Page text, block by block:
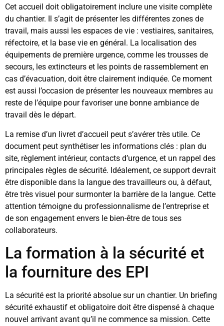
Cet accueil doit obligatoirement inclure une visite complète
du chantier. Il s’agit de présenter les différentes zones de
travail, mais aussi les espaces de vie : vestiaires, sanitaires,
réfectoire, et la base vie en général. La localisation des
équipements de première urgence, comme les trousses de
secours, les extincteurs et les points de rassemblement en
cas d’évacuation, doit être clairement indiquée. Ce moment
est aussi l’occasion de présenter les nouveaux membres au
reste de l’équipe pour favoriser une bonne ambiance de
travail dès le départ.
La remise d’un livret d’accueil peut s’avérer très utile. Ce
document peut synthétiser les informations clés : plan du
site, règlement intérieur, contacts d’urgence, et un rappel des
principales règles de sécurité. Idéalement, ce support devrait
être disponible dans la langue des travailleurs ou, à défaut,
être très visuel pour surmonter la barrière de la langue. Cette
attention témoigne du professionnalisme de l’entreprise et
de son engagement envers le bien-être de tous ses
collaborateurs.
La formation à la sécurité et
la fourniture des EPI
La sécurité est la priorité absolue sur un chantier. Un briefing
sécurité exhaustif et obligatoire doit être dispensé à chaque
nouvel arrivant avant qu’il ne commence sa mission. Cette